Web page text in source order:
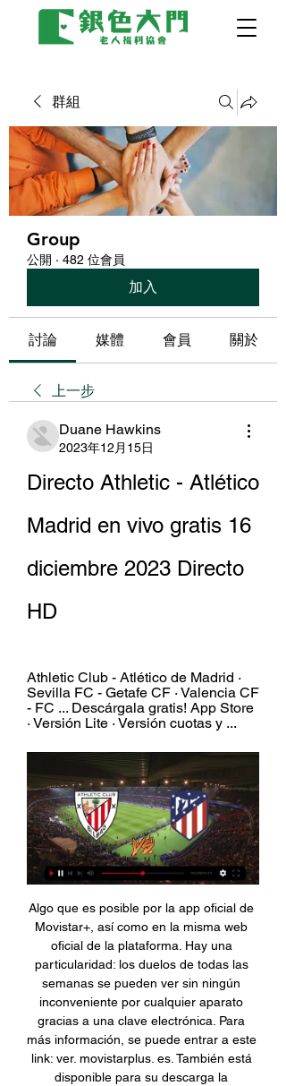
群組
Group
公開 · 482 位會員
加入
討論 媒體 會員 關於
上一步
Duane Hawkins
2023年12月15日
Directo Athletic - Atlético
Madrid en vivo gratis 16
diciembre 2023 Directo
HD
Athletic Club - Atlético de Madrid ·
Sevilla FC - Getafe CF · Valencia CF
- FC ... Descárgala gratis! App Store
· Versión Lite · Versión cuotas y ...
Algo que es posible por la app oficial de
Movistar+, así como en la misma web
oficial de la plataforma. Hay una
particularidad: los duelos de todas las
semanas se pueden ver sin ningún
inconveniente por cualquier aparato
gracias a una clave electrónica. Para
más información, se puede entrar a este
link: ver. movistarplus. es. También está
disponible para su descarga la